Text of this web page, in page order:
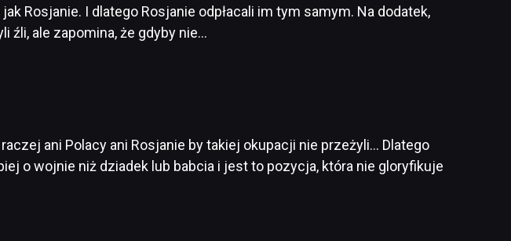
Rosjanie. I dlatego Rosjanie odpłacali im tym samym. Na dodatek,
źli, ale zapomina, że gdyby nie…
ani Polacy ani Rosjanie by takiej okupacji nie przeżyli… Dlatego
o wojnie niż dziadek lub babcia i jest to pozycja, która nie gloryfikuje